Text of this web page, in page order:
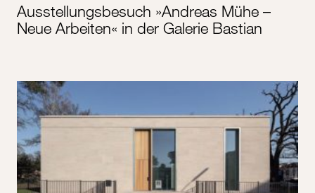
Ausstellungsbesuch »Andreas Mühe –
Neue Arbeiten« in der Galerie Bastian